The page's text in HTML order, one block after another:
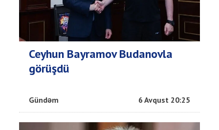
Ceyhun Bayramov Budanovla
görüşdü
Gündəm 6 Avqust 20:25